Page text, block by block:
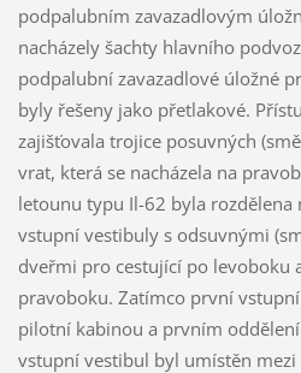
podpalubním zavazadlovým
nacházely šachty hlavního
podpalubní zavazadlové úložné
byly řešeny jako přetlakové.
zajišťovala trojice posuvných
vrat, která se nacházela na
letounu typu Il-62 byla rozdělena
vstupní vestibuly s odsuvnými
dveřmi pro cestující po levoboku
pravoboku. Zatímco první
pilotní kabinou a prvním
vstupní vestibul byl umístěn